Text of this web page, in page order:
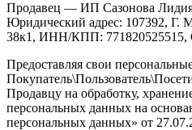
Продавец — ИП Сазонова
Юридический адрес: 107392, Г.
38к1, ИНН/КПП: 771820525515,
Предоставляя свои
Продавцу на обработку,
персональных данных на
персональных данных» от